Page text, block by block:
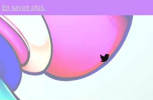
Twitter
En savoir plus.